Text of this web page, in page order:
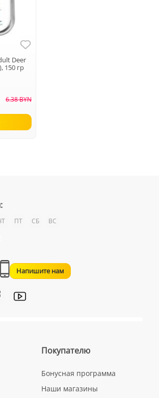
Deer
150 гр
6.38 BYN
ПТ СБ ВС
Напишите нам
Покупателю
Бонусная программа
Наши магазины